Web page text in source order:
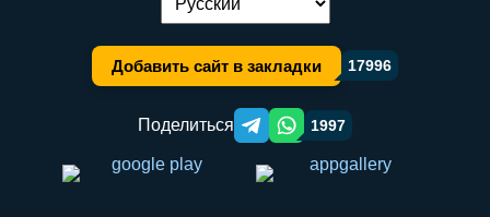
Переключение языка:
Добавить сайт в закладки 17996
Поделиться Telegram orqali ulashish
WhatsApp orqali ulashish
1997